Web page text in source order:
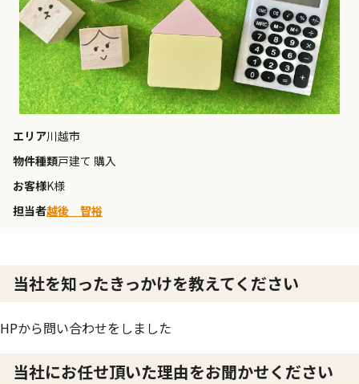
エリア川越市
物件種類戸建て 購入
お客様K様
担当者越後 智裕
当社を知ったきっかけを教えてください
HPから問い合わせをしました
当社にお任せ頂いた理由をお聞かせください